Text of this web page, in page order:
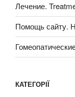
Лечение.
Помощь сайту.
КАТЕГОРІЇ